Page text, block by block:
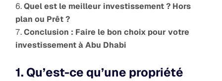
Quel est le meilleur investissement ? Hors
plan ou Prêt ?
Conclusion : Faire le bon choix pour votre
investissement à Abu Dhabi
1. Qu’est-ce qu’une propriété